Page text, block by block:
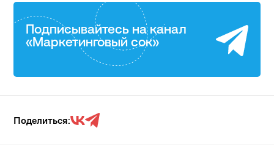
Подписывайтесь на канал
«Маркетинговый сок»
Поделиться: